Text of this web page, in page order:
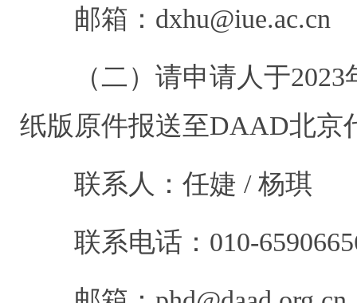
邮箱：dxhu@iue.ac.cn
（二）请申请人于2023
纸版原件报送至DAAD北京
联系人：任婕 / 杨琪
联系电话：010-